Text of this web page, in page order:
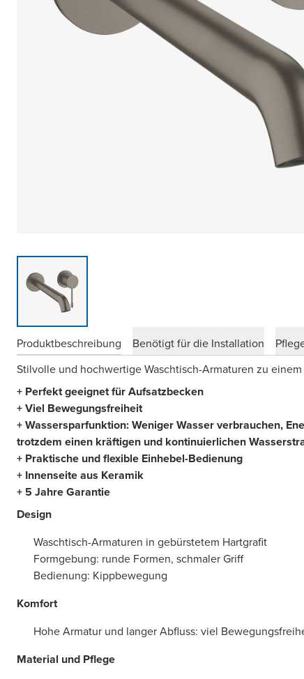
Produktbeschreibung Benötigt für die Installation
Stilvolle und hochwertige Waschtisch-Armaturen zu
+ Perfekt geeignet für Aufsatzbecken
+ Viel Bewegungsfreiheit
+ Wassersparfunktion: Weniger Wasser verbrauchen,
trotzdem einen kräftigen und kontinuierlichen
+ Praktische und flexible Einhebel-Bedienung
+ Innenseite aus Keramik
+ 5 Jahre Garantie
Design
Waschtisch-Armaturen in gebürstetem Hartgrafit
Formgebung: runde Formen, schmaler Griff
Bedienung: Kippbewegung
Komfort
Hohe Armatur und langer Abfluss: viel
Material und Pflege